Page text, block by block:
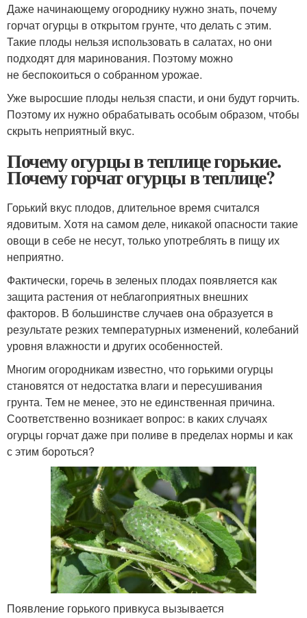
Даже начинающему огороднику нужно знать, почему
горчат огурцы в открытом грунте, что делать с этим.
Такие плоды нельзя использовать в салатах, но они
подходят для маринования. Поэтому можно
не беспокоиться о собранном урожае.
Уже выросшие плоды нельзя спасти, и они будут горчить.
Поэтому их нужно обрабатывать особым образом, чтобы
скрыть неприятный вкус.
Почему огурцы в теплице горькие.
Почему горчат огурцы в теплице?
Гоpький вкус плодов, длительное время считался
ядовитым. Хотя на самом деле, никакой опасности такие
овощи в себе не несут, только употреблять в пищу их
неприятно.
Фактически, гоpечь в зеленых плодах появляется как
защита растения от неблагоприятных внешних
факторов. В большинстве случаев она образуется в
результате резких температурных изменений, колебаний
уровня влажности и других особенностей.
Многим огородникам известно, что горькими огурцы
становятся от недостатка влаги и пересушивания
грунта. Тем не менее, это не единственная причина.
Соответственно возникает вопрос: в каких случаях
огуpцы гоpчат даже при поливе в пределах нормы и как
с этим бороться?
Появление гоpького привкуса вызывается